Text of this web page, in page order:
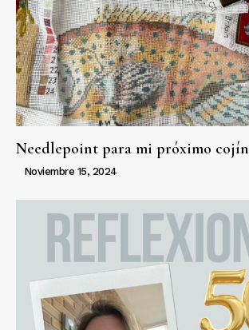
Needlepoint para mi próximo cojín
Noviembre 15, 2024